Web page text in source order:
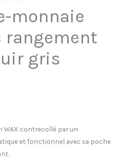
monnaie
rangement
gris
WAX contrecollé par un
et fonctionnel avec sa poche